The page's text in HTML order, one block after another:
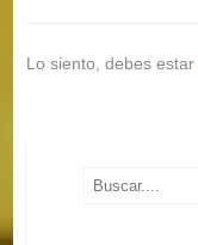
Lo siento, debes estar